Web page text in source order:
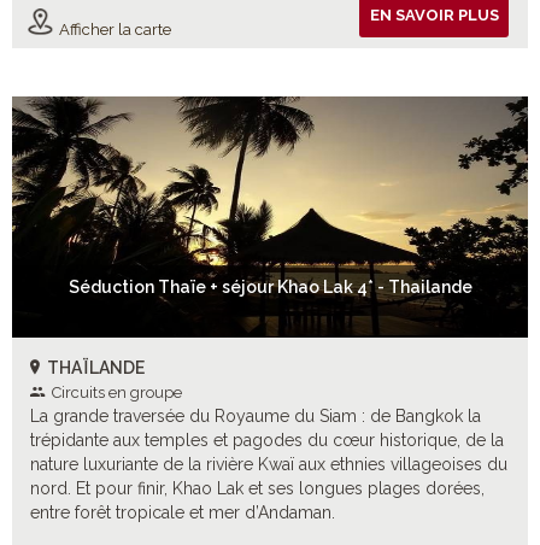
Afficher la carte
EN SAVOIR PLUS
Séduction Thaïe + séjour Khao Lak 4* - Thailande
THAÏLANDE
Circuits en groupe
La grande traversée du Royaume du Siam : de Bangkok la
trépidante aux temples et pagodes du cœur historique, de la
nature luxuriante de la rivière Kwaï aux ethnies villageoises du
nord. Et pour finir, Khao Lak et ses longues plages dorées,
entre forêt tropicale et mer d’Andaman.